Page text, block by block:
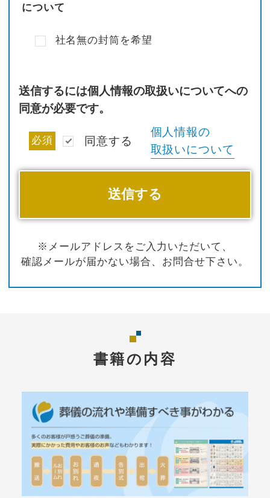
について
社名無の封筒を希望
送信するには個人情報の取扱いについてへの
同意が必要です。
必須 同意する
個人情報の
取扱いについて
※メールアドレスをご入力いただいて、
確認メールが届かない場合、お問合せ下さい。
書籍の内容